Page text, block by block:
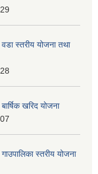
स्तरीय योजना तथा
खरिद योजना
स्तरीय योजना